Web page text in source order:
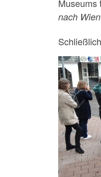
Museums
nach Wien